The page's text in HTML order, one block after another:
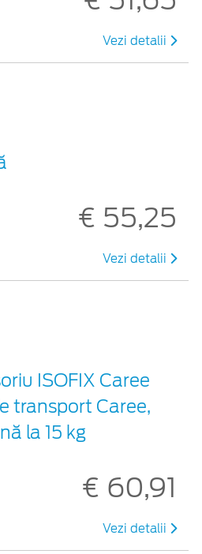
Vezi detalii
€ 55,25
Vezi detalii
ISOFIX Caree
transport Caree,
la 15 kg
€ 60,91
Vezi detalii